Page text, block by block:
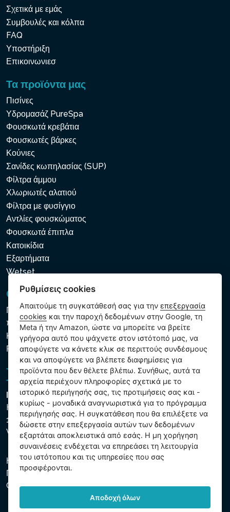
Σχετικά με εμάς
Συμβουλές και κόλπα
FAQ
Υποστήριξη
Επικοινωνιεσ
Τα προϊόντα μας
Πισίνες
Υδρομασάζ PureSpa
Φουσκωτά κρεβάτια
Φουσκωτές βάρκες
Κούνιες
Σανίδες κωπηλασίας (SUP)
Φίλτρα άμμου
Χλωριωτές αλατιού
Φίλτρα με φυσίγγιο
Αντλίες φουσκώματος
Φουσκωτά έπιπλα
Κατοικίδια
Εξαρτήματα
Wetset
GDPR και Cookies
Πολιτική προστασίας προσωπικών και λοιπών δεδομένων
που υποβάλλονται σε επεξεργασία
Κανόνες χρήσης των αρχείων cookie
Ρυθμίσεις cookies
Intex Trading, s.r.o.
Hradecká 2526/3
130 00 Praha 3
Vinohrady - Česká republika
Η εταιρεία είναι εγγεγραμμένη στο Δημοτικό Δικαστήριο της
Πράγας, μέρος C, αύξ. αριθ. 74759. ΑΜΕ 26150808, ΑΦΜ
CZ26150808.
Ρυθμίσεις cookies
Απαιτούμε τη συγκατάθεσή σας για τηνεπεξεργασία
cookies και την παροχή δεδομένων στην Google, τη
Meta ή την Amazon, ώστε να μπορείτε να βρείτε
γρήγορα αυτό που ψάχνετε στον ιστότοπό μας, να
αποφύγετε να κάνετε κλικ σε περιττούς συνδέσμους
και να αποφύγετε να βλέπετε διαφημίσεις για
προϊόντα που δεν θέλετε βλέπω. Συνήθως, αυτά τα
αρχεία περιέχουν πληροφορίες σχετικά με το
ιστορικό περιήγησής σας, τις προτιμήσεις σας και -
κυρίως - μοναδικά αναγνωριστικά για το πρόγραμμα
περιήγησής σας. Η συγκατάθεση που θα επιλέξετε να
δώσετε στην επεξεργασία αυτών των δεδομένων
εξαρτάται αποκλειστικά από εσάς. Η μη χορήγηση
συναινέσεις ενδέχεται να επηρεάσει τη λειτουργία
του ιστότοπου και τις υπηρεσίες που σας
προσφέρονται.
Αποδοχή όλων